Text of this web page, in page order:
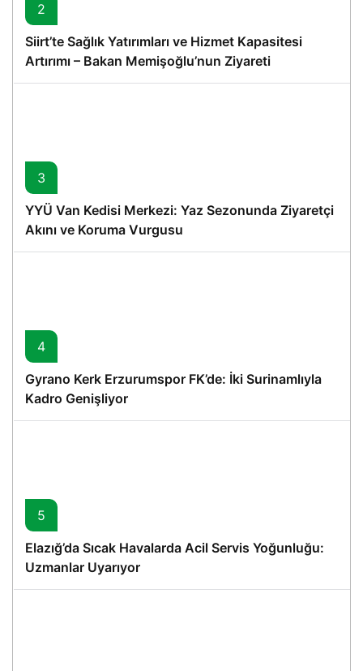
2
Siirt’te Sağlık Yatırımları ve Hizmet Kapasitesi
Artırımı – Bakan Memişoğlu’nun Ziyareti
3
YYÜ Van Kedisi Merkezi: Yaz Sezonunda Ziyaretçi
Akını ve Koruma Vurgusu
4
Gyrano Kerk Erzurumspor FK’de: İki Surinamlıyla
Kadro Genişliyor
5
Elazığ’da Sıcak Havalarda Acil Servis Yoğunluğu:
Uzmanlar Uyarıyor